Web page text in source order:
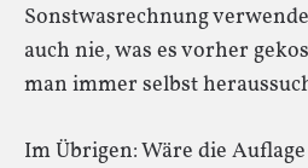
Sonstwasrechnung
auch nie, was es vorher
man immer selbst
Im Übrigen: Wäre die